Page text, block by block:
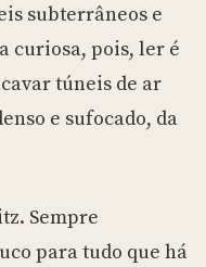
subterrâneos e
curiosa, pois, ler é
túneis de ar
e sufocado, da
Sempre
para tudo que há